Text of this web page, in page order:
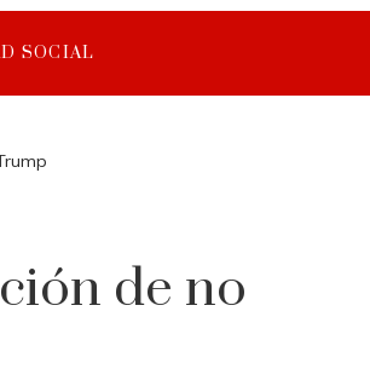
SOCIAL
de no